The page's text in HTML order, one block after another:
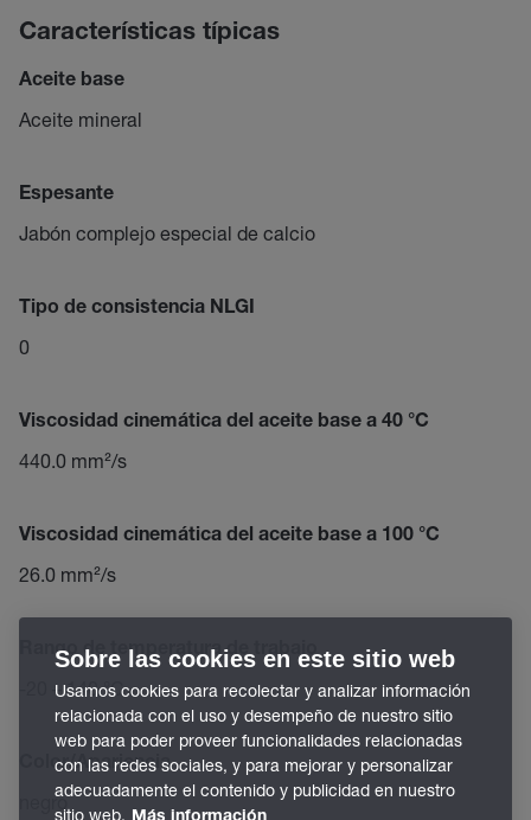
Características típicas
Aceite base
Aceite mineral
Espesante
Jabón complejo especial de calcio
Tipo de consistencia NLGI
0
Viscosidad cinemática del aceite base a 40 °C
440.0 mm²/s
Viscosidad cinemática del aceite base a 100 °C
26.0 mm²/s
Rango de temperatura de trabajo
-20 – 140 °C
Color/Apariencia
negro
Sobre las cookies en este sitio web
Usamos cookies para recolectar y analizar información
relacionada con el uso y desempeño de nuestro sitio
web para poder proveer funcionalidades relacionadas
con las redes sociales, y para mejorar y personalizar
adecuadamente el contenido y publicidad en nuestro
sitio web.